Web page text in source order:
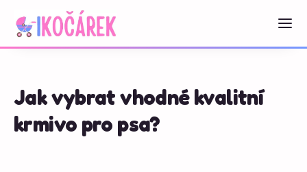
Jak vybrat vhodné kvalitní
krmivo pro psa?